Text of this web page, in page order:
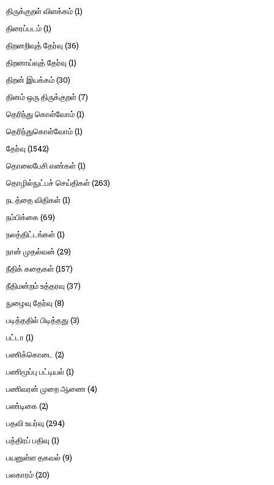
திருக்குறள் விளக்கம்(1)
திரைப்படம்(1)
திறனறிவுத் தேர்வு (36)
திறனாய்வுத் தேர்வு (1)
திறன் இயக்கம்(30)
தினம் ஒரு திருக்குறள்(7)
தெரிந்து கொள்வோம்(1)
தெரிந்துகொள்வோம்(1)
தேர்வு (1542)
தொலைபேசி எண்கள்(1)
தொழில்நுட்பச் செய்திகள்(263)
நடத்தை விதிகள்(1)
நம்பிக்கை(69)
நலத்திட்டங்கள்(1)
நான் முதல்வன் (29)
நீதிக் கதைகள்(157)
நீதிமன்றம் உத்தரவு (37)
நுழைவு தேர்வு (8)
படித்ததில் பிடித்தது(3)
பட்டா (1)
பணிக்கொடை (2)
பணிமூப்பு பட்டியல் (1)
பணிவரன் முறை ஆணை(4)
பண்டிகை(2)
பதவி உயர்வு (294)
பத்திரப் பதிவு (1)
பயனுள்ள தகவல் (9)
பலகாரம்(20)